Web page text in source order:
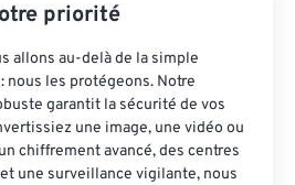
priorité
allons au-delà de la simple
nous les protégeons. Notre
garantit la sécurité de vos
une image, une vidéo ou
chiffrement avancé, des centres
une surveillance vigilante, nous